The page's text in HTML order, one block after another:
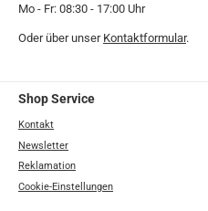
Mo - Fr: 08:30 - 17:00 Uhr
Oder über unser Kontaktformular.
Shop Service
Kontakt
Newsletter
Reklamation
Cookie-Einstellungen